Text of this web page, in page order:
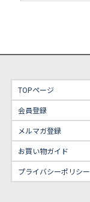
TOPページ
会員登録
メルマガ登録
お買い物ガイド
プライバシーポリシー